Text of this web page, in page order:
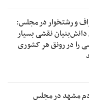
و رشتخوار در مجلس:
نقشی بسیار
را در رونق هر کشوری
مشهد در مجلس